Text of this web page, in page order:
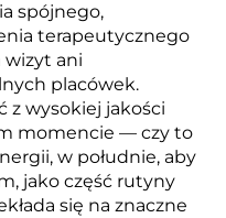
spójnego,
terapeutycznego
wizyt ani
placówek.
z wysokiej jakości
momencie — czy to
w południe, aby
jako część rutyny
się na znaczne